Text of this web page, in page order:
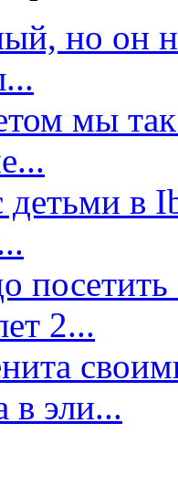
но он
мы так
детьми в
посетить
2...
в эли...